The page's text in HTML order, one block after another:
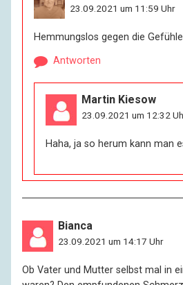
23.09.2021 um 11:59 Uhr
Hemmungslos gegen die
Antworten
Martin Kiesow
23.09.2021 um 12:32
Haha, ja so herum kann man
Bianca
23.09.2021 um 14:17 Uhr
Ob Vater und Mutter selbst mal in